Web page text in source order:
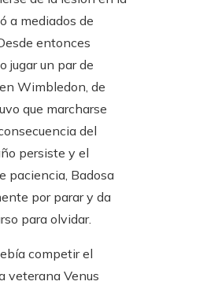
a mediados de
entonces
jugar un par de
Wimbledon, de
que marcharse
del
persiste y el
paciencia, Badosa
por parar y da
para olvidar.
competir el
veterana Venus